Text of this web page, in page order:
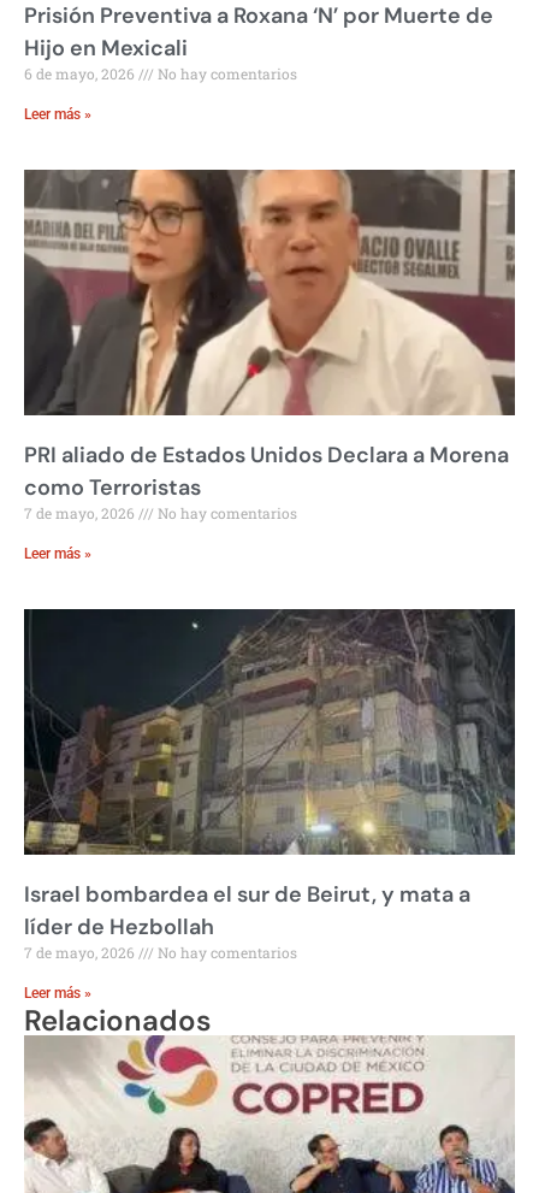
Prisión Preventiva a Roxana ‘N’ por Muerte de
Hijo en Mexicali
6 de mayo, 2026 No hay comentarios
Leer más »
PRI aliado de Estados Unidos Declara a Morena
como Terroristas
7 de mayo, 2026 No hay comentarios
Leer más »
Israel bombardea el sur de Beirut, y mata a
líder de Hezbollah
7 de mayo, 2026 No hay comentarios
Leer más »
Relacionados